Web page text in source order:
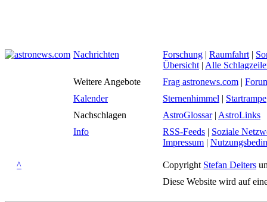
Nachrichten Forschung | Raumfahrt |
Übersicht | Alle
Weitere Angebote
Frag astronews.com |
Kalender
Sternenhimmel | Startrampe
Nachschlagen
AstroGlossar| AstroLinks
Info
RSS-Feeds | Soziale
Impressum |
^ Copyright Stefan Deiters
Diese Website wird auf